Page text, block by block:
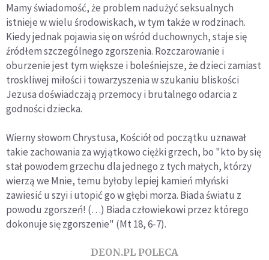
Mamy świadomość, że problem nadużyć seksualnych
istnieje w wielu środowiskach, w tym także w rodzinach.
Kiedy jednak pojawia się on wśród duchownych, staje się
źródłem szczególnego zgorszenia. Rozczarowanie i
oburzenie jest tym większe i boleśniejsze, że dzieci zamiast
troskliwej miłości i towarzyszenia w szukaniu bliskości
Jezusa doświadczają przemocy i brutalnego odarcia z
godności dziecka.
Wierny słowom Chrystusa, Kościół od początku uznawał
takie zachowania za wyjątkowo ciężki grzech, bo "kto by się
stał powodem grzechu dla jednego z tych małych, którzy
wierzą we Mnie, temu byłoby lepiej kamień młyński
zawiesić u szyi i utopić go w głębi morza. Biada światu z
powodu zgorszeń! (…) Biada człowiekowi przez którego
dokonuje się zgorszenie" (Mt 18, 6-7).
DEON.PL POLECA